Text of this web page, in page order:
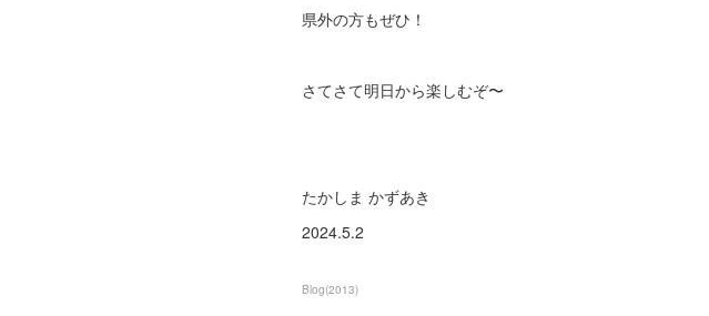
県外の方もぜひ！
さてさて明日から楽しむぞ〜
たかしま かずあき
2024.5.2
Blog(2013)